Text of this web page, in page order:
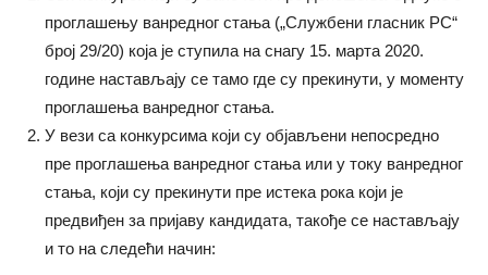
проглашењу ванредног стања („Службени гласник РС“
број 29/20) која је ступила на снагу 15. марта 2020.
године настављају се тамо где су прекинути, у моменту
проглашења ванредног стања.
У вези са конкурсима који су објављени непосредно
пре проглашења ванредног стања или у току ванредног
стања, који су прекинути пре истека рока који је
предвиђен за пријаву кандидата, такође се настављају
и то на следећи начин: